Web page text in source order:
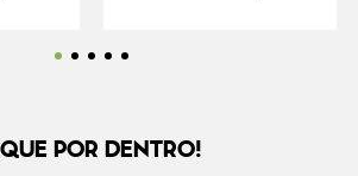
POR DENTRO!